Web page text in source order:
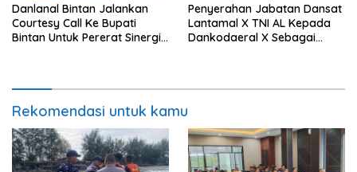
Danlanal Bintan Jalankan
Courtesy Call Ke Bupati
Bintan Untuk Pererat Sinergi
Penyerahan Jabatan Dansat
Lantamal X TNI AL Kepada
Dankodaeral X Sebagai
Rekomendasi untuk kamu